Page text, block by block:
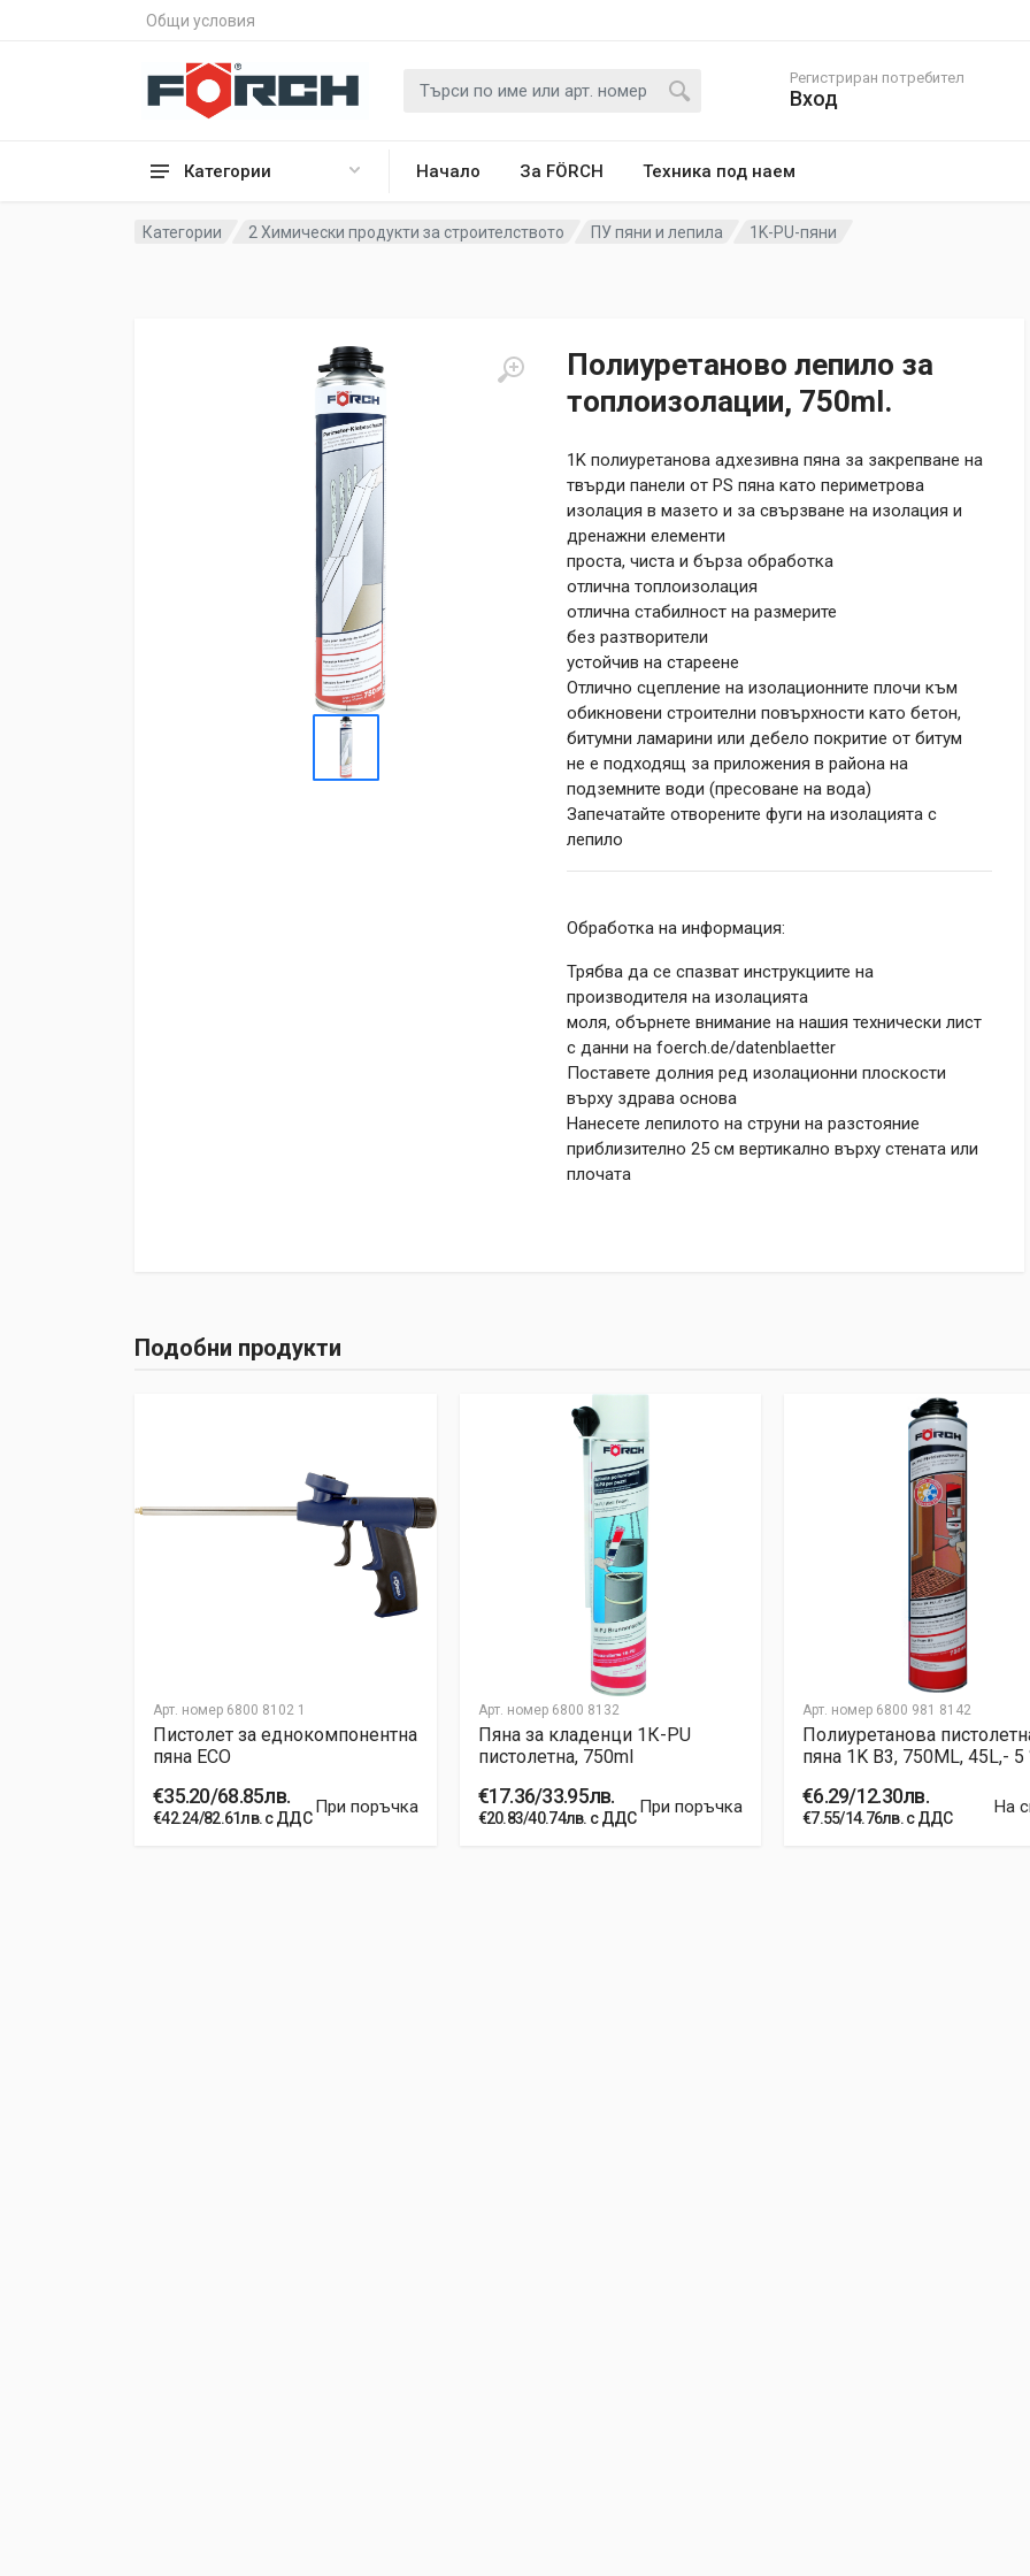
Общи условия
Категории Начало За FÖRCH Техника под наем
Регистриран потребител
Вход
Категории 2 Химически продукти за строителството ПУ пяни и лепила 1K-PU-пяни
Полиуретаново лепило за
топлоизолации, 750ml.
1K полиуретанова адхезивна пяна за закрепване на
твърди панели от PS пяна като периметрова
изолация в мазето и за свързване на изолация и
дренажни елементи
проста, чиста и бърза обработка
отлична топлоизолация
отлична стабилност на размерите
без разтворители
устойчив на стареене
Отлично сцепление на изолационните плочи към
обикновени строителни повърхности като бетон,
битумни ламарини или дебело покритие от битум
не е подходящ за приложения в района на
подземните води (пресоване на вода)
Запечатайте отворените фуги на изолацията с
лепило
Обработка на информация:
Трябва да се спазват инструкциите на
производителя на изолацията
моля, обърнете внимание на нашия технически лист
с данни на foerch.de/datenblaetter
Поставете долния ред изолационни плоскости
върху здрава основа
Нанесете лепилото на струни на разстояние
приблизително 25 см вертикално върху стената или
плочата
Подобни продукти
Арт. номер 6800 8102 1
Пистолет за еднокомпонентна
пяна ЕСО
€35.20/68.85лв.
€42.24/82.61лв. с ДДС
При поръчка
Арт. номер6800 8132
Пяна за кладенци 1К-PU
пистолетна, 750ml
€17.36/33.95лв.
€20.83/40.74лв. с ДДС
При поръчка
Арт. номер 6800 981 8142
Полиуретанова
пяна 1K B3, 750ML, 45L,- 5
€6.29/12.30лв.
€7.55/14.76лв. с ДДС
На